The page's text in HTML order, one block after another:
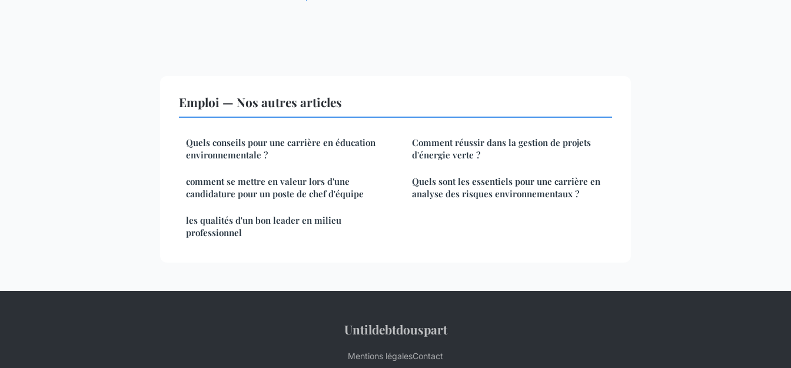
Emploi — Nos autres articles
Quels conseils pour une carrière en éducation
environnementale ?
comment se mettre en valeur lors d'une
candidature pour un poste de chef d'équipe
les qualités d'un bon leader en milieu
professionnel
Comment réussir dans la gestion de projets
d'énergie verte ?
Quels sont les essentiels pour une carrière en
analyse des risques environnementaux ?
Untildebtdouspart
Mentions légalesContact